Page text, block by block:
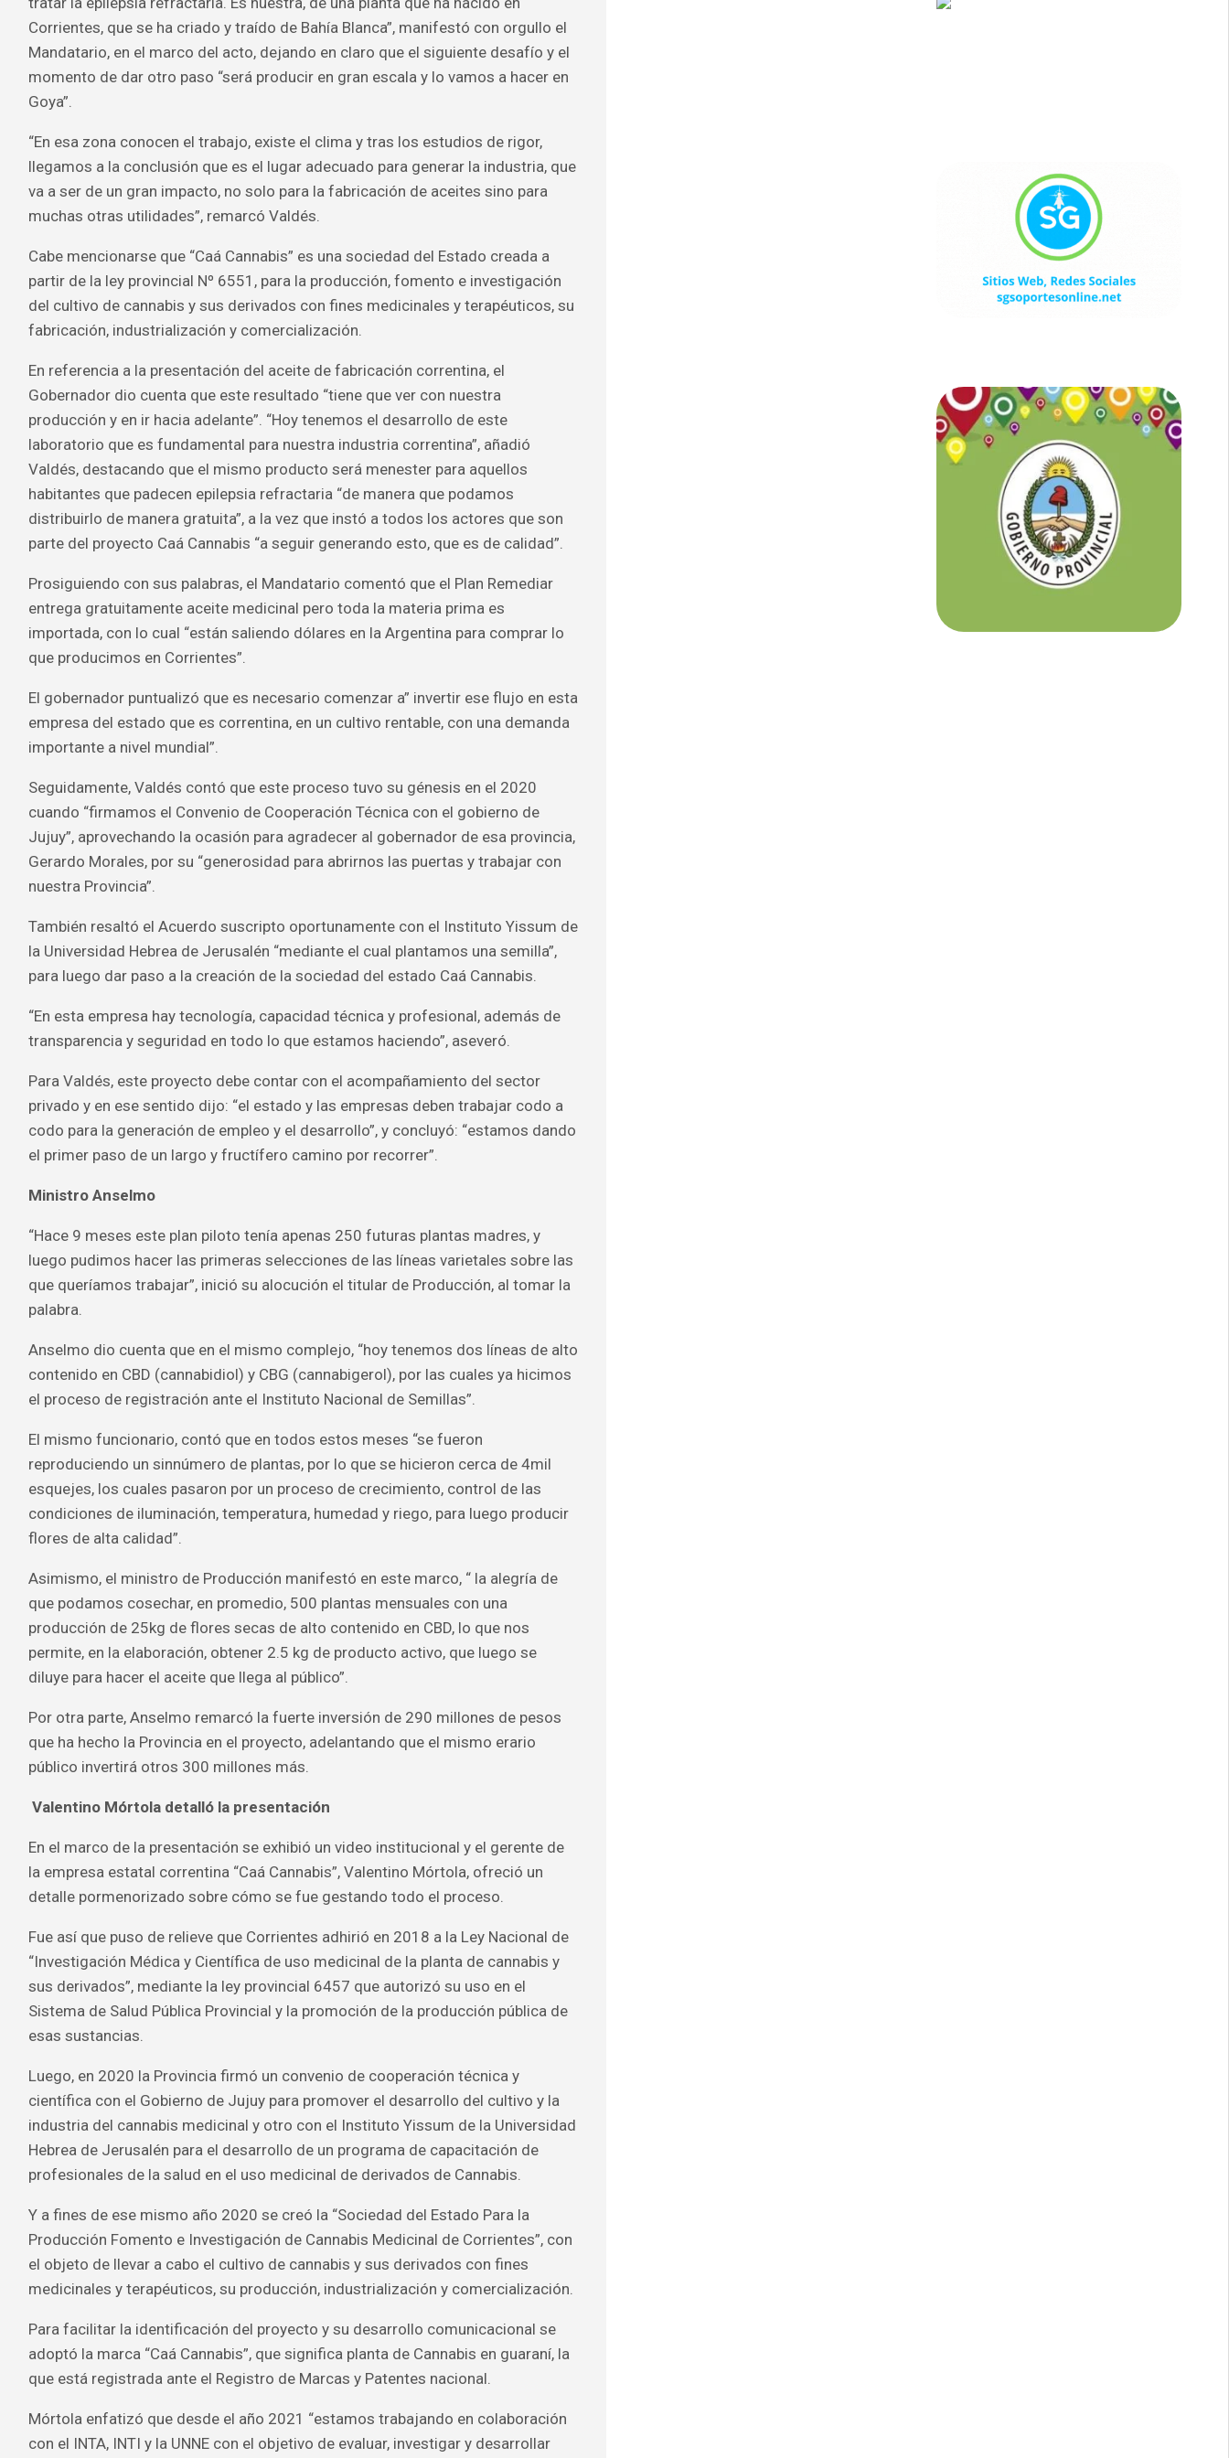
Corrientes, que se ha criado y traído de Bahía Blanca”, manifestó con orgullo el
Mandatario, en el marco del acto, dejando en claro que el siguiente desafío y el
momento de dar otro paso “será producir en gran escala y lo vamos a hacer en
Goya”.
“En esa zona conocen el trabajo, existe el clima y tras los estudios de rigor,
llegamos a la conclusión que es el lugar adecuado para generar la industria, que
va a ser de un gran impacto, no solo para la fabricación de aceites sino para
muchas otras utilidades”, remarcó Valdés.
Cabe mencionarse que “Caá Cannabis” es una sociedad del Estado creada a
partir de la ley provincial Nº 6551, para la producción, fomento e investigación
del cultivo de cannabis y sus derivados con fines medicinales y terapéuticos, su
fabricación, industrialización y comercialización.
En referencia a la presentación del aceite de fabricación correntina, el
Gobernador dio cuenta que este resultado “tiene que ver con nuestra
producción y en ir hacia adelante”. “Hoy tenemos el desarrollo de este
laboratorio que es fundamental para nuestra industria correntina”, añadió
Valdés, destacando que el mismo producto será menester para aquellos
habitantes que padecen epilepsia refractaria “de manera que podamos
distribuirlo de manera gratuita”, a la vez que instó a todos los actores que son
parte del proyecto Caá Cannabis “a seguir generando esto, que es de calidad”.
Prosiguiendo con sus palabras, el Mandatario comentó que el Plan Remediar
entrega gratuitamente aceite medicinal pero toda la materia prima es
importada, con lo cual “están saliendo dólares en la Argentina para comprar lo
que producimos en Corrientes”.
El gobernador puntualizó que es necesario comenzar a” invertir ese flujo en esta
empresa del estado que es correntina, en un cultivo rentable, con una demanda
importante a nivel mundial”.
Seguidamente, Valdés contó que este proceso tuvo su génesis en el 2020
cuando “firmamos el Convenio de Cooperación Técnica con el gobierno de
Jujuy”, aprovechando la ocasión para agradecer al gobernador de esa provincia,
Gerardo Morales, por su “generosidad para abrirnos las puertas y trabajar con
nuestra Provincia”.
También resaltó el Acuerdo suscripto oportunamente con el Instituto Yissum de
la Universidad Hebrea de Jerusalén “mediante el cual plantamos una semilla”,
para luego dar paso a la creación de la sociedad del estado Caá Cannabis.
“En esta empresa hay tecnología, capacidad técnica y profesional, además de
transparencia y seguridad en todo lo que estamos haciendo”, aseveró.
Para Valdés, este proyecto debe contar con el acompañamiento del sector
privado y en ese sentido dijo: “el estado y las empresas deben trabajar codo a
codo para la generación de empleo y el desarrollo”, y concluyó: “estamos dando
el primer paso de un largo y fructífero camino por recorrer”.
Ministro Anselmo
“Hace 9 meses este plan piloto tenía apenas 250 futuras plantas madres, y
luego pudimos hacer las primeras selecciones de las líneas varietales sobre las
que queríamos trabajar”, inició su alocución el titular de Producción, al tomar la
palabra.
Anselmo dio cuenta que en el mismo complejo, “hoy tenemos dos líneas de alto
contenido en CBD (cannabidiol) y CBG (cannabigerol), por las cuales ya hicimos
el proceso de registración ante el Instituto Nacional de Semillas”.
El mismo funcionario, contó que en todos estos meses “se fueron
reproduciendo un sinnúmero de plantas, por lo que se hicieron cerca de 4mil
esquejes, los cuales pasaron por un proceso de crecimiento, control de las
condiciones de iluminación, temperatura, humedad y riego, para luego producir
flores de alta calidad”.
Asimismo, el ministro de Producción manifestó en este marco, “ la alegría de
que podamos cosechar, en promedio, 500 plantas mensuales con una
producción de 25kg de flores secas de alto contenido en CBD, lo que nos
permite, en la elaboración, obtener 2.5 kg de producto activo, que luego se
diluye para hacer el aceite que llega al público”.
Por otra parte, Anselmo remarcó la fuerte inversión de 290 millones de pesos
que ha hecho la Provincia en el proyecto, adelantando que el mismo erario
público invertirá otros 300 millones más.
Valentino Mórtola detalló la presentación
En el marco de la presentación se exhibió un video institucional y el gerente de
la empresa estatal correntina “Caá Cannabis”, Valentino Mórtola, ofreció un
detalle pormenorizado sobre cómo se fue gestando todo el proceso.
Fue así que puso de relieve que Corrientes adhirió en 2018 a la Ley Nacional de
“Investigación Médica y Científica de uso medicinal de la planta de cannabis y
sus derivados”, mediante la ley provincial 6457 que autorizó su uso en el
Sistema de Salud Pública Provincial y la promoción de la producción pública de
esas sustancias.
Luego, en 2020 la Provincia firmó un convenio de cooperación técnica y
científica con el Gobierno de Jujuy para promover el desarrollo del cultivo y la
industria del cannabis medicinal y otro con el Instituto Yissum de la Universidad
Hebrea de Jerusalén para el desarrollo de un programa de capacitación de
profesionales de la salud en el uso medicinal de derivados de Cannabis.
Y a fines de ese mismo año 2020 se creó la “Sociedad del Estado Para la
Producción Fomento e Investigación de Cannabis Medicinal de Corrientes”, con
el objeto de llevar a cabo el cultivo de cannabis y sus derivados con fines
medicinales y terapéuticos, su producción, industrialización y comercialización.
Para facilitar la identificación del proyecto y su desarrollo comunicacional se
adoptó la marca “Caá Cannabis”, que significa planta de Cannabis en guaraní, la
que está registrada ante el Registro de Marcas y Patentes nacional.
Mórtola enfatizó que desde el año 2021 “estamos trabajando en colaboración
con el INTA, INTI y la UNNE con el objetivo de evaluar, investigar y desarrollar